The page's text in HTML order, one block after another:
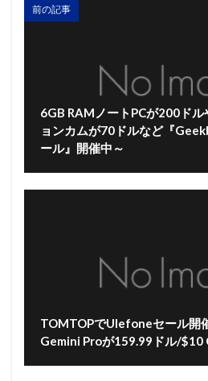
前の記事
6GB RAMノートPCが200ド
ョンカムが70ドルなど『
ール』開催中～
TOMTOPでUlefoneセール開
Gemini Proが159.99ドル/$10